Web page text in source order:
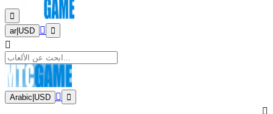
ar| USD
Arabic USD